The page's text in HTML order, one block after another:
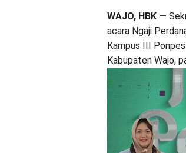
WAJO, HBK —
acara Ngaji
Kampus III
Kabupaten Wajo,